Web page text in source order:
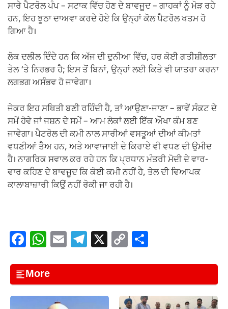
ਸਾਰੇ ਪੈਟਰੋਲ ਪੰਪ – ਸਟਾਕ ਵਿੱਚ ਹੋਣ ਦੇ ਬਾਵਜੂਦ – ਗਾਹਕਾਂ ਨੂੰ ਮੋੜ ਰਹੇ
ਹਨ, ਇਹ ਝੂਠਾ ਦਾਅਵਾ ਕਰਦੇ ਹੋਏ ਕਿ ਉਨ੍ਹਾਂ ਕੋਲ ਪੈਟਰੋਲ ਖਤਮ ਹੋ
ਗਿਆ ਹੈ।
ਲੋਕ ਦਲੀਲ ਦਿੰਦੇ ਹਨ ਕਿ ਅੱਜ ਦੀ ਦੁਨੀਆ ਵਿੱਚ, ਹਰ ਕੋਈ ਗਤੀਸ਼ੀਲਤਾ
ਤੇਲ ‘ਤੇ ਨਿਰਭਰ ਹੈ; ਇਸ ਤੋਂ ਬਿਨਾਂ, ਉਨ੍ਹਾਂ ਲਈ ਕਿਤੇ ਵੀ ਯਾਤਰਾ ਕਰਨਾ
ਲਗਭਗ ਅਸੰਭਵ ਹੋ ਜਾਵੇਗਾ।
ਜੇਕਰ ਇਹ ਸਥਿਤੀ ਬਣੀ ਰਹਿੰਦੀ ਹੈ, ਤਾਂ ਆਉਣਾ-ਜਾਣਾ – ਭਾਵੇਂ ਸੰਕਟ ਦੇ
ਸਮੇਂ ਹੋਵੇ ਜਾਂ ਜਸ਼ਨ ਦੇ ਸਮੇਂ – ਆਮ ਲੋਕਾਂ ਲਈ ਇੱਕ ਔਖਾ ਕੰਮ ਬਣ
ਜਾਵੇਗਾ। ਪੈਟਰੋਲ ਦੀ ਕਮੀ ਨਾਲ ਸਾਰੀਆਂ ਵਸਤੂਆਂ ਦੀਆਂ ਕੀਮਤਾਂ
ਵਧਣੀਆਂ ਤੈਅ ਹਨ, ਅਤੇ ਆਵਾਜਾਈ ਦੇ ਕਿਰਾਏ ਵੀ ਵਧਣ ਦੀ ਉਮੀਦ
ਹੈ। ਨਾਗਰਿਕ ਸਵਾਲ ਕਰ ਰਹੇ ਹਨ ਕਿ ਪ੍ਰਧਾਨ ਮੰਤਰੀ ਮੋਦੀ ਦੇ ਵਾਰ-
ਵਾਰ ਕਹਿਣ ਦੇ ਬਾਵਜੂਦ ਕਿ ਕੋਈ ਕਮੀ ਨਹੀਂ ਹੈ, ਤੇਲ ਦੀ ਵਿਆਪਕ
ਕਾਲਾਬਾਜ਼ਾਰੀ ਕਿਉਂ ਨਹੀਂ ਰੋਕੀ ਜਾ ਰਹੀ ਹੈ।
F
c
e
W
at
s
A
E T
gr
X C
y
Li
e
More